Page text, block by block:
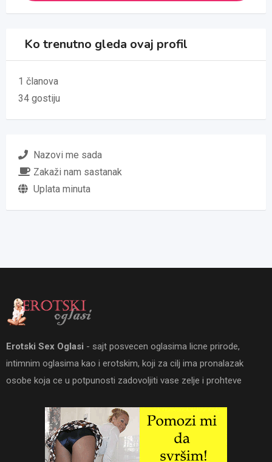
Ko trenutno gleda ovaj profil
1 članova
34 gostiju
Nazovi me sada
Zakaži nam sastanak
Uplata minuta
Erotski Sex Oglasi - sajt posvecen oglasima licne prirode,
intimnim oglasima kao i erotskim, koji za cilj ima pronalazak
osobe koja ce u potpunosti zadovoljiti vase zelje i prohteve